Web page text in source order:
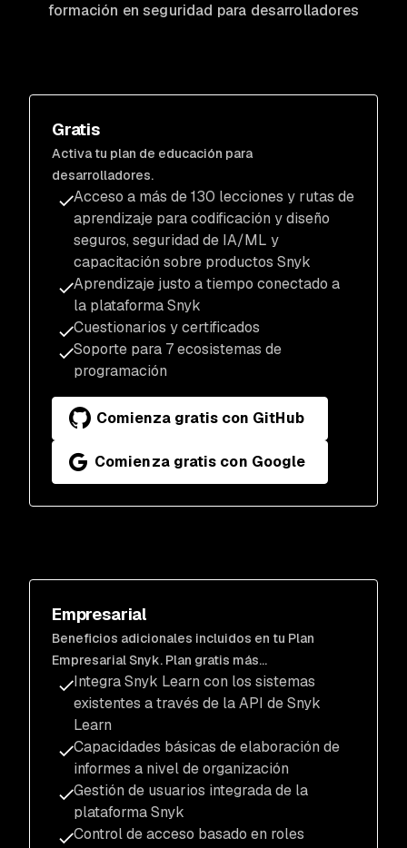
formación en seguridad para desarrolladores
Gratis
Activa tu plan de educación para
desarrolladores.
Acceso a más de 130 lecciones y rutas de
aprendizaje para codificación y diseño
seguros, seguridad de IA/ML y
capacitación sobre productos Snyk
Aprendizaje justo a tiempo conectado a
la plataforma Snyk
Cuestionarios y certificados
Soporte para 7 ecosistemas de
programación
Comienza gratis con GitHub
Comienza gratis con Google
Empresarial
Beneficios adicionales incluidos en tu Plan
Empresarial Snyk. Plan gratis más...
Integra Snyk Learn con los sistemas
existentes a través de la API de Snyk
Learn
Capacidades básicas de elaboración de
informes a nivel de organización
Gestión de usuarios integrada de la
plataforma Snyk
Control de acceso basado en roles